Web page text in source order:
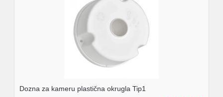
Dozna za kameru plastična okrugla Tip1